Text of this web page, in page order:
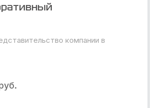
компании в